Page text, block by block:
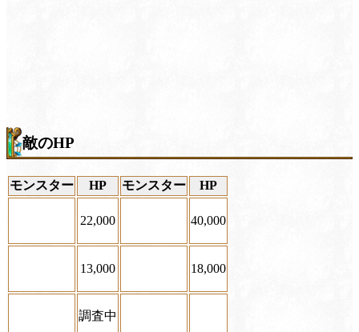
敵のHP
モンスター HP モンスター HP
22,000 40,000
13,000 18,000
調査中